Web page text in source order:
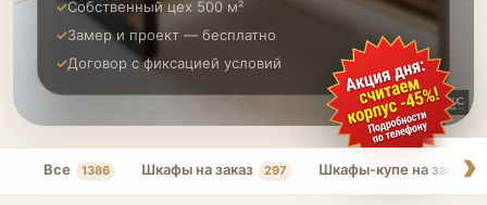
Собственный цех 500 м²
Замер и проект — бесплатно
Договор с фиксацией условий
Все 1386 Шкафы на заказ 297 Шкафы-купе на заказ